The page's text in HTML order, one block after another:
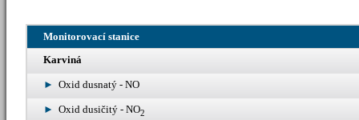
Monitorovací stanice
Karviná
Oxid dusnatý - NO
Oxid dusičitý - NO2